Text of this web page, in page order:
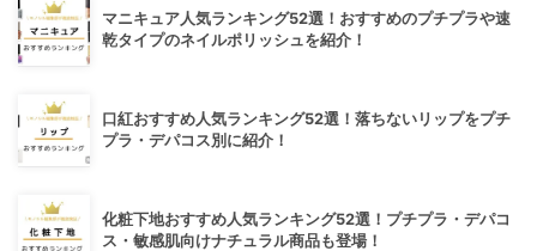
マニキュア人気ランキング52選！おすすめのプチプラや速
乾タイプのネイルポリッシュを紹介！
口紅おすすめ人気ランキング52選！落ちないリップをプチ
プラ・デパコス別に紹介！
化粧下地おすすめ人気ランキング52選！プチプラ・デパコ
ス・敏感肌向けナチュラル商品も登場！